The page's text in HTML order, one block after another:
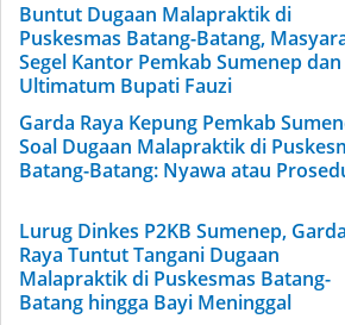
Buntut Dugaan Malapraktik di
Puskesmas Batang-Batang,
Segel Kantor Pemkab Sumenep dan
Ultimatum Bupati Fauzi
Garda Raya Kepung Pemkab
Soal Dugaan Malapraktik di
Batang-Batang: Nyawa atau
Lurug Dinkes P2KB Sumenep, Garda
Raya Tuntut Tangani Dugaan
Malapraktik di Puskesmas Batang-
Batang hingga Bayi Meninggal